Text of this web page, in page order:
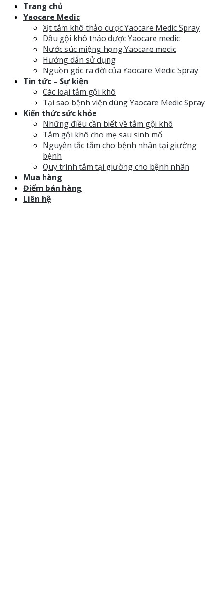
Trang chủ
Yaocare Medic
Xịt tắm khô thảo dược Yaocare Medic Spray
Dầu gội khô thảo dược Yaocare medic
Nước súc miệng họng Yaocare medic
Hướng dẫn sử dụng
Nguồn gốc ra đời của Yaocare Medic Spray
Tin tức – Sự kiện
Các loại tắm gội khô
Tại sao bệnh viện dùng Yaocare Medic Spray
Kiến thức sức khỏe
Những điều cần biết về tắm gội khô
Tắm gội khô cho mẹ sau sinh mổ
Nguyên tắc tắm cho bệnh nhân tại giường
bệnh
Quy trình tắm tại giường cho bệnh nhân
Mua hàng
Điểm bán hàng
Liên hệ